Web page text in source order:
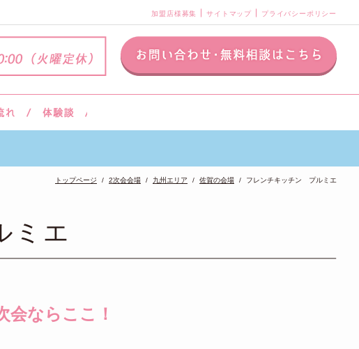
加盟店様募集 サイトマップ プライバシーポリシー
トップページ 2次会会場 九州エリア 佐賀の会場 フレンチキッチン プルミエ
ミエ
会ならここ！